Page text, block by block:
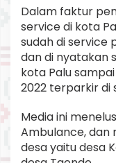
Dalam faktur
service di kota
sudah di service
dan di nyatakan
kota Palu
2022 terparkir di
Media ini
Ambulance, dan
desa yaitu desa